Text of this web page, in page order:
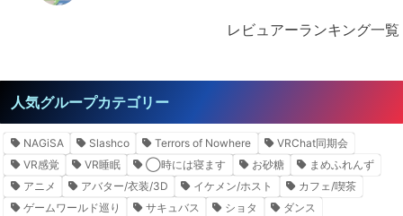
レビュアーランキング一覧
人気グループカテゴリー
NAGiSA Slashco Terrors of Nowhere
VRChat同期会
VR感覚
VR睡眠 ◯時には寝ます お砂糖
まめふれんず
アニメ
アバター/衣装/3D イケメン/ホスト
カフェ/喫茶
ゲームワールド巡り
サキュバス ショタ
ダンス